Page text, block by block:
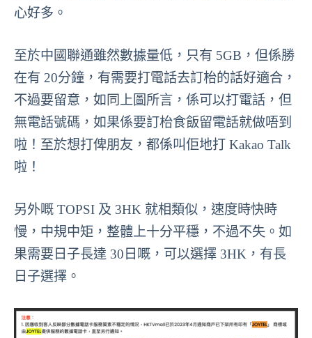
心好多。
至於中國聯通雖然數據量低，只有 5GB，但係勝
在有 20分鐘，有需要打電話去訂枱的話好適合，
不過要留意，如同上圖所言，係可以打電話，但
無電話號碼，如果係要訂枱食飯留電話就做唔到
啦！至於想打俾朋友，都係叫佢地打 Kakao Talk
啦！
另外嘅 TOPSI 及 3HK 就相類似，速度時快時
慢，中規中矩，整體上十分平穩，不過不失。如
果需要日子長達 30日嘅，可以選擇 3HK，有長
日子選擇。